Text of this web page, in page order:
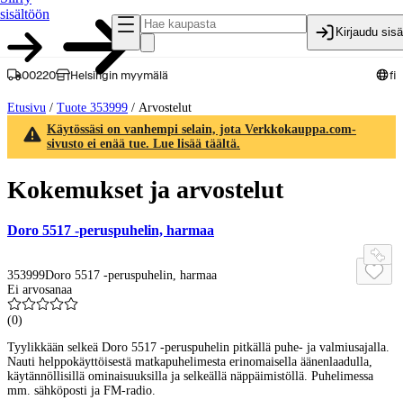
sisältöön
Kirjaudu
00220 Helsingin myymälä fi
Etusivu / Tuote 353999 / Arvostelut
Käytössäsi on vanhempi selain, jota Verkkokauppa.com-
sivusto ei enää tue. Lue lisää täältä.
Kokemukset ja arvostelut
Doro 5517 -peruspuhelin, harmaa
353999Doro 5517 -peruspuhelin, harmaa
Ei arvosanaa
(0)
Tyylikkään selkeä Doro 5517 -peruspuhelin pitkällä puhe- ja valmiusajalla.
Nauti helppokäyttöisestä matkapuhelimesta erinomaisella äänenlaadulla,
käytännöllisillä ominaisuuksilla ja selkeällä näppäimistöllä. Puhelimessa
mm. sähköposti ja FM-radio.